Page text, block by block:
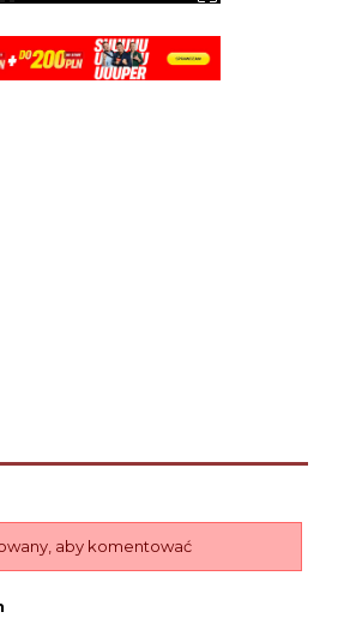
aby komentować